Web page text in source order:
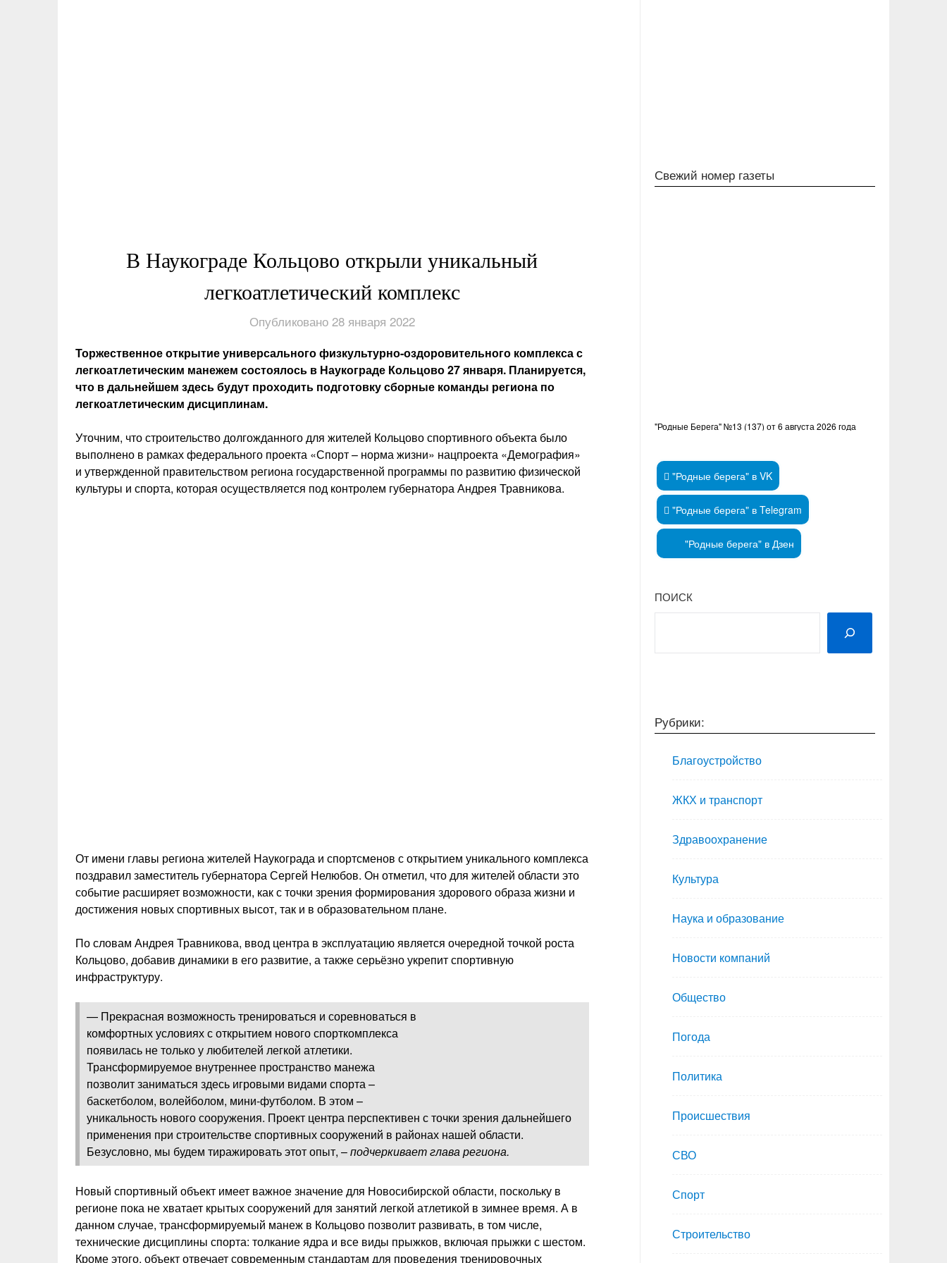
В Наукограде Кольцово открыли уникальный
легкоатлетический комплекс
Опубликовано 28 января 2022
Торжественное открытие универсального физкультурно-оздоровительного комплекса с
легкоатлетическим манежем состоялось в Наукограде Кольцово 27 января. Планируется,
что в дальнейшем здесь будут проходить подготовку сборные команды региона по
легкоатлетическим дисциплинам.
Уточним, что строительство долгожданного для жителей Кольцово спортивного объекта было
выполнено в рамках федерального проекта «Спорт – норма жизни» нацпроекта «Демография»
и утвержденной правительством региона государственной программы по развитию физической
культуры и спорта, которая осуществляется под контролем губернатора Андрея Травникова.
От имени главы региона жителей Наукограда и спортсменов с открытием уникального комплекса
поздравил заместитель губернатора Сергей Нелюбов. Он отметил, что для жителей области это
событие расширяет возможности, как с точки зрения формирования здорового образа жизни и
достижения новых спортивных высот, так и в образовательном плане.
По словам Андрея Травникова, ввод центра в эксплуатацию является очередной точкой роста
Кольцово, добавив динамики в его развитие, а также серьёзно укрепит спортивную
инфраструктуру.
— Прекрасная возможность тренироваться и соревноваться в
комфортных условиях с открытием нового спорткомплекса
появилась не только у любителей легкой атлетики.
Трансформируемое внутреннее пространство манежа
позволит заниматься здесь игровыми видами спорта –
баскетболом, волейболом, мини-футболом. В этом –
уникальность нового сооружения. Проект центра перспективен с точки зрения дальнейшего
применения при строительстве спортивных сооружений в районах нашей области.
Безусловно, мы будем тиражировать этот опыт, –подчеркивает глава региона.
Новый спортивный объект имеет важное значение для Новосибирской области, поскольку в
регионе пока не хватает крытых сооружений для занятий легкой атлетикой в зимнее время. А в
данном случае, трансформируемый манеж в Кольцово позволит развивать, в том числе,
технические дисциплины спорта: толкание ядра и все виды прыжков, включая прыжки с шестом.
Кроме этого, объект отвечает современным стандартам для проведения тренировочных
Свежий номер газеты
"Родные Берега" №13 (137) от 6 августа 2026 года
"Родные берега" в VK
"Родные берега" в Telegram
"Родные берега" в Дзен
ПОИСК
Рубрики:
Благоустройство
ЖКХ и транспорт
Здравоохранение
Культура
Наука и образование
Новости компаний
Общество
Погода
Политика
Происшествия
СВО
Спорт
Строительство